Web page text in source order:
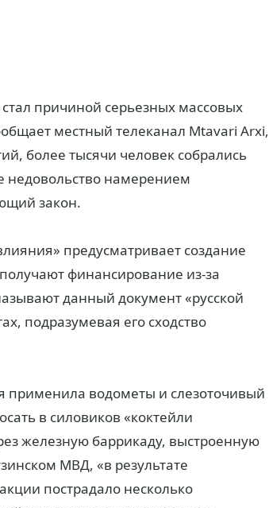
причиной серьезных массовых
местный телеканал Mtavari Arxi,
более тысячи человек собрались
недовольство намерением
закон.
предусматривает создание
финансирование из-за
данный документ «русской
подразумевая его сходство
применила водометы и слезоточивый
в силовиков «коктейли
железную баррикаду, выстроенную
МВД, «в результате
пострадало несколько